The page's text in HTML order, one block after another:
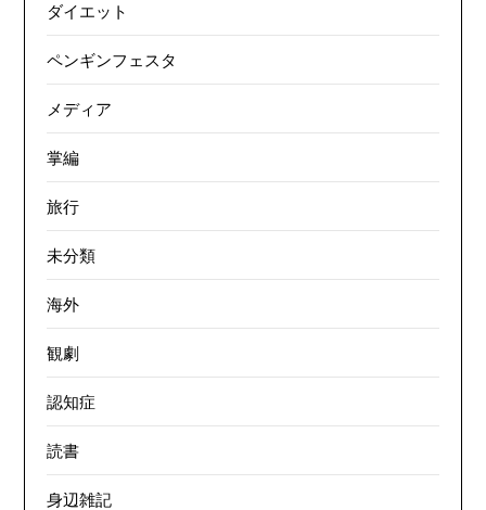
ダイエット
ペンギンフェスタ
メディア
掌編
旅行
未分類
海外
観劇
認知症
読書
身辺雑記